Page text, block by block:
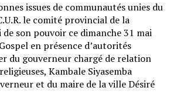
issues de communautés unies du
le comité provincial de la
de son pouvoir ce dimanche 31 mai
en présence d’autorités
du gouverneur chargé de relation
Kambale Siyasemba
et du maire de la ville Désiré